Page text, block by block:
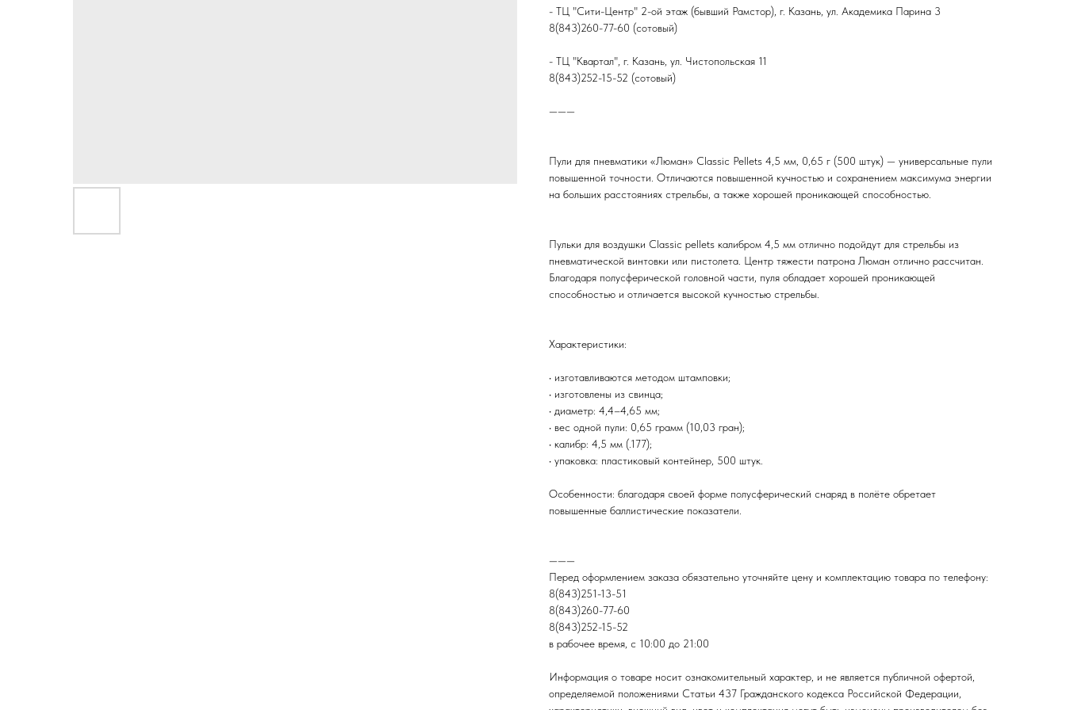
- ТЦ "Сити-Центр" 2-ой этаж (бывший Рамстор), г. Казань, ул. Академика Парина 3
8(843)260-77-60 (сотовый)
- ТЦ "Квартал", г. Казань, ул. Чистопольская 11
8(843)252-15-52 (сотовый)
———
Пули для пневматики «Люман» Classic Pellets 4,5 мм, 0,65 г (500 штук) — универсальные пули
повышенной точности. Отличаются повышенной кучностью и сохранением максимума энергии
на больших расстояниях стрельбы, а также хорошей проникающей способностью.
Пульки для воздушки Classic pellets калибром 4,5 мм отлично подойдут для стрельбы из
пневматической винтовки или пистолета. Центр тяжести патрона Люман отлично рассчитан.
Благодаря полусферической головной части, пуля обладает хорошей проникающей
способностью и отличается высокой кучностью стрельбы.
Характеристики:
• изготавливаются методом штамповки;
• изготовлены из свинца;
• диаметр: 4,4–4,65 мм;
• вес одной пули: 0,65 грамм (10,03 гран);
• калибр: 4,5 мм (.177);
• упаковка: пластиковый контейнер, 500 штук.
Особенности: благодаря своей форме полусферический снаряд в полёте обретает
повышенные баллистические показатели.
———
Перед оформлением заказа обязательно уточняйте цену и комплектацию товара по телефону:
8(843)251-13-51
8(843)260-77-60
8(843)252-15-52
в рабочее время, с 10:00 до 21:00
Информация о товаре носит ознакомительный характер, и не является публичной офертой,
определяемой положениями Статьи 437 Гражданского кодекса Российской Федерации,